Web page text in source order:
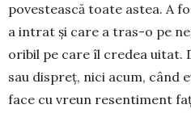
povestească toate astea. A
a intrat și care a tras-o pe
oribil pe care îl credea uitat.
sau dispreț, nici acum, când
face cu vreun resentiment